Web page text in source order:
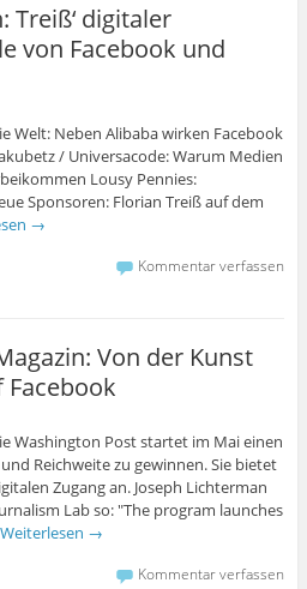
Treiß‘ digitaler
von Facebook und
Welt: Neben Alibaba wirken Facebook
/ Universacode: Warum Medien
Lousy Pennies:
Sponsoren: Florian Treiß auf dem
→
Kommentar verfassen
Von der Kunst
Washington Post startet im Mai einen
Reichweite zu gewinnen. Sie bietet
Zugang an. Joseph Lichterman
Lab so: "The program launches
Weiterlesen →
Kommentar verfassen